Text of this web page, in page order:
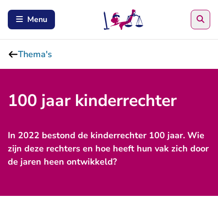
Menu
Thema's
100 jaar kinderrechter
In 2022 bestond de kinderrechter 100 jaar. Wie
zijn deze rechters en hoe heeft hun vak zich door
de jaren heen ontwikkeld?